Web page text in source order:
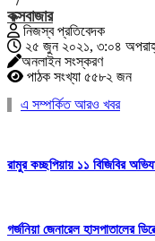
কক্সবাজার
নিজস্ব প্রতিবেদক
২৫ জুন ২০২১, ৩:০৪
অনলাইন সংস্করণ
পাঠক সংখ্যা ৫৫৮২ জন
এ সম্পর্কিত আরও খবর
রামুর কচ্ছপিয়ায় ১১ বিজিবির
গর্জনিয়া জেনারেল হাসপাতালের